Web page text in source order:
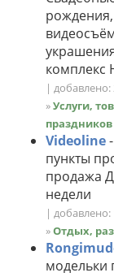
| добавлено:
»Услуги,
праздников
Videoline
пункты
продажа
недели
| добавлено:
»Отдых,
модельки